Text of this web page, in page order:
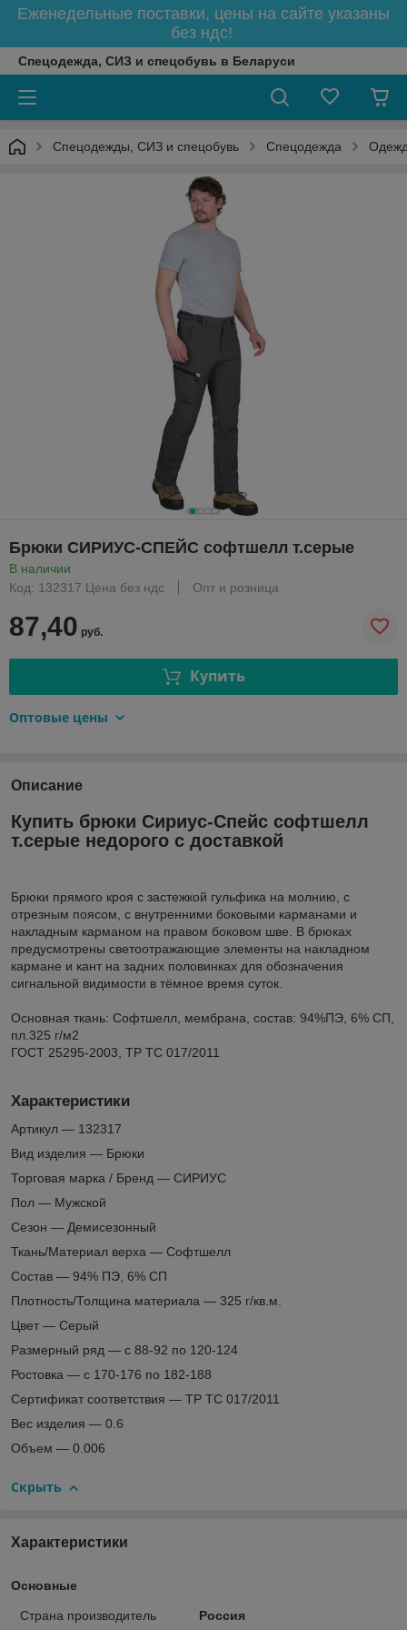
Еженедельные поставки, цены на сайте указаны
без ндс!
Спецодежда, СИЗ и спецобувь в Беларуси
Спецодежды, СИЗ и спецобувь Спецодежда
Брюки СИРИУС-СПЕЙС софтшелл т.серые
В наличии
Код: 132317 Цена без ндс
Опт и розница
87,40 руб.
Купить
Оптовые цены
Описание
Купить брюки Сириус-Спейс софтшелл
т.серые недорого с доставкой
Брюки прямого кроя с застежкой гульфика на молнию, с
отрезным поясом, с внутренними боковыми карманами и
накладным карманом на правом боковом шве. В брюках
предусмотрены светоотражающие элементы на накладном
кармане и кант на задних половинках для обозначения
сигнальной видимости в тёмное время суток.
Основная ткань: Софтшелл, мембрана, состав: 94%ПЭ, 6% СП,
пл.325 г/м2
ГОСТ 25295-2003, ТР ТС 017/2011
Характеристики
Артикул — 132317
Вид изделия — Брюки
Торговая марка / Бренд — СИРИУС
Пол — Мужской
Сезон — Демисезонный
Ткань/Материал верха — Софтшелл
Состав — 94% ПЭ, 6% СП
Плотность/Толщина материала — 325 г/кв.м.
Цвет — Серый
Размерный ряд — с 88-92 по 120-124
Ростовка — с 170-176 по 182-188
Сертификат соответствия — ТР ТС 017/2011
Вес изделия — 0.6
Объем — 0.006
Скрыть
Характеристики
Основные
Страна производитель Россия